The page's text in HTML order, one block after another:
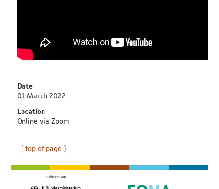
Date
01 March 2022
Location
Online via Zoom
( top of page )